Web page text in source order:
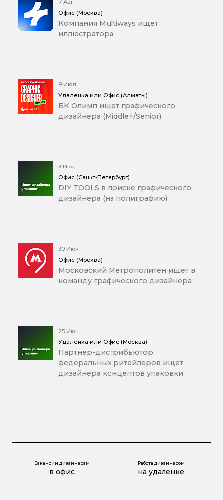
7 Авг
Офис (Москва)
Компания Multiways ищет
иллюстратора
9 Июл
Удаленка или Офис (Алматы)
БК Олимп ищет графического
дизайнера (Middle+/Senior)
3 Июл
Офис (Санкт-Петербург)
DIY TOOLS в поиске графического
дизайнера (на полиграфию)
30 Июн
Офис (Москва)
Московский Метрополитен ищет в
команду графического дизайнера
25 Июн
Удаленка или Офис (Москва)
Партнер-дистрибьютор
федеральных ритейлеров ищет
дизайнера концептов упаковки
Вакансии дизайнерам
в офис
Работа дизайнером
на удаленке